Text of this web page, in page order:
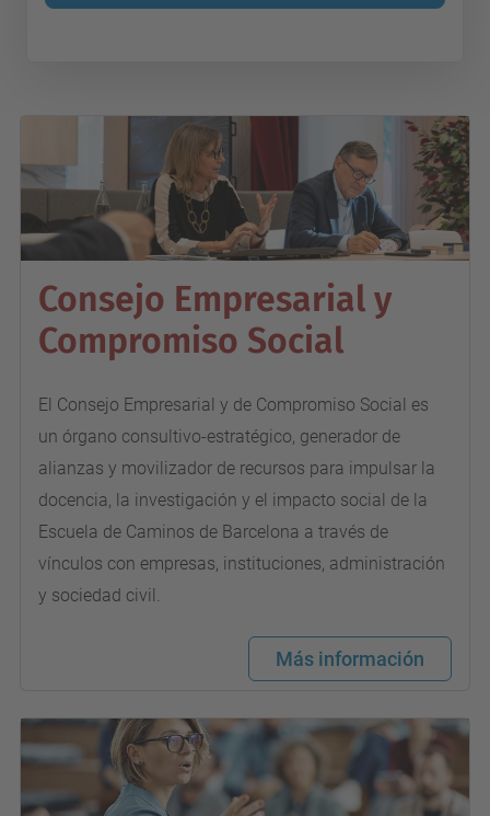
Consejo Empresarial y
Compromiso Social
El Consejo Empresarial y de Compromiso Social es
un órgano consultivo-estratégico, generador de
alianzas y movilizador de recursos para impulsar la
docencia, la investigación y el impacto social de la
Escuela de Caminos de Barcelona a través de
vínculos con empresas, instituciones, administración
y sociedad civil.
Más información